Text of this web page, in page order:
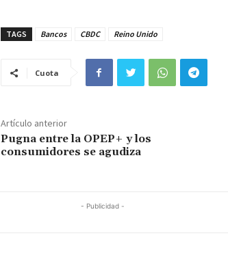
TAGS Bancos CBDC Reino Unido
Cuota
Artículo anterior
Pugna entre la OPEP+ y los
consumidores se agudiza
- Publicidad -